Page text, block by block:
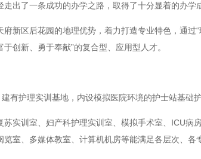
出了一条成功的办学之路，取得了十分显着的办学
新区后花园的地理优势，着力打造专业特色，通过
创新、勇于奉献”的复合型、应用型人才。
有护理实训基地，内设模拟医院环境的护士站基础护
苏实训室、妇产科护理实训室、模拟手术室、ICU病
室、多媒体教室、计算机机房等能满足各层次、各